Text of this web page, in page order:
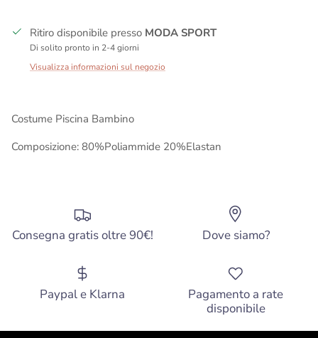
Ritiro disponibile presso MODA SPORT
Di solito pronto in 2-4 giorni
Visualizza informazioni sul negozio
Costume Piscina Bambino
Composizione: 80%Poliammide 20%Elastan
Consegna gratis oltre 90€! Dove siamo?
Paypal e Klarna
Pagamento a rate
disponibile